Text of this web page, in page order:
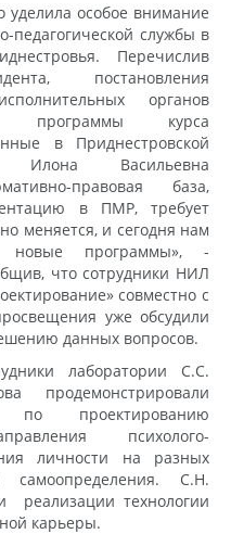
уделила особое внимание
педагогической службы в
Перечислив
постановления
органов
программы курса
в Приднестровской
Илона Васильевна
правовая база,
в ПМР, требует
меняется, и сегодня нам
новые программы», -
что сотрудники НИЛ
совместно с
уже обсудили
данных вопросов.
лаборатории С.С.
продемонстрировали
по проектированию
психолого-
личности на разных
самоопределения. С.Н.
реализации технологии
карьеры.